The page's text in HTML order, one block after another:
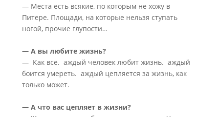
— Места есть всякие, по которым не хожу в
Питере. Площади, на которые нельзя ступать
ногой, прочие глупости…
— А вы любите жизнь?
— Как все. аждый человек любит жизнь. аждый
боится умереть. аждый цепляется за жизнь, как
только может.
— А что вас цепляет в жизни?